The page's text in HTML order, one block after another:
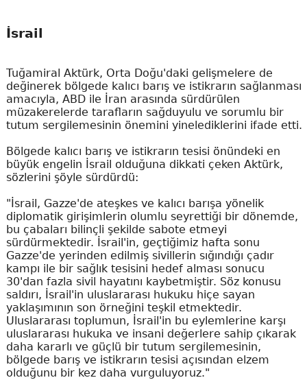
İsrail
Tuğamiral Aktürk, Orta Doğu'daki gelişmelere de
değinerek bölgede kalıcı barış ve istikrarın sağlanması
amacıyla, ABD ile İran arasında sürdürülen
müzakerelerde tarafların sağduyulu ve sorumlu bir
tutum sergilemesinin önemini yinelediklerini ifade etti.
Bölgede kalıcı barış ve istikrarın tesisi önündeki en
büyük engelin İsrail olduğuna dikkati çeken Aktürk,
sözlerini şöyle sürdürdü:
"İsrail, Gazze'de ateşkes ve kalıcı barışa yönelik
diplomatik girişimlerin olumlu seyrettiği bir dönemde,
bu çabaları bilinçli şekilde sabote etmeyi
sürdürmektedir. İsrail'in, geçtiğimiz hafta sonu
Gazze'de yerinden edilmiş sivillerin sığındığı çadır
kampı ile bir sağlık tesisini hedef alması sonucu
30'dan fazla sivil hayatını kaybetmiştir. Söz konusu
saldırı, İsrail'in uluslararası hukuku hiçe sayan
yaklaşımının son örneğini teşkil etmektedir.
Uluslararası toplumun, İsrail'in bu eylemlerine karşı
uluslararası hukuka ve insani değerlere sahip çıkarak
daha kararlı ve güçlü bir tutum sergilemesinin,
bölgede barış ve istikrarın tesisi açısından elzem
olduğunu bir kez daha vurguluyoruz."